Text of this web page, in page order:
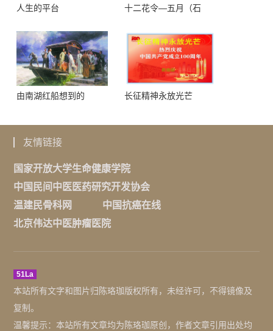
人生的平台
十二花令—五月（石
由南湖红船想到的 长征精神永放光芒
友情链接
国家开放大学生命健康学院
中国民间中医医药研究开发协会
温建民骨科网
中国抗癌在线
北京伟达中医肿瘤医院
51La
本站所有文字和图片归陈珞珈版权所有，未经许可，不得镜像及
复制。
温馨提示：本站所有文章均为陈珞珈原创，作者文章引用出处均